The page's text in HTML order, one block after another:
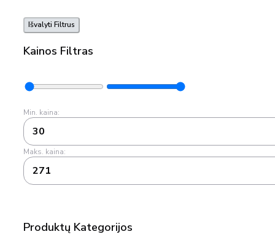
Išvalyti Filtrus
Kainos Filtras
Min. kaina:
30
Maks. kaina:
271
Produktų Kategorijos